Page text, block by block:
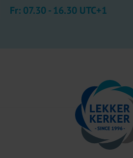
Fr: 07.30 - 16.30 UTC+1